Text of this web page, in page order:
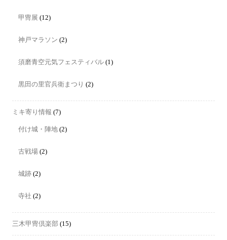
甲冑展 (12)
神戸マラソン (2)
須磨青空元気フェスティバル (1)
黒田の里官兵衛まつり (2)
ミキ寄り情報 (7)
付け城・陣地 (2)
古戦場 (2)
城跡 (2)
寺社 (2)
三木甲冑倶楽部 (15)